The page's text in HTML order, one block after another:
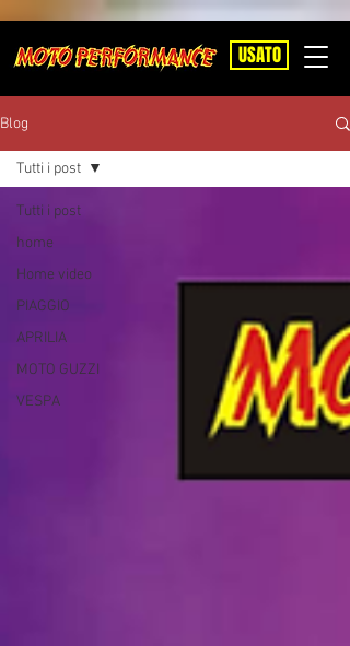
USATO
Blog
Tutti i post
home
Home video
PIAGGIO
APRILIA
MOTO GUZZI
VESPA
Tutti i post